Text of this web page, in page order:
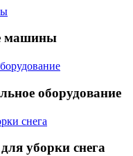
машины
оборудование
снега
уборки снега